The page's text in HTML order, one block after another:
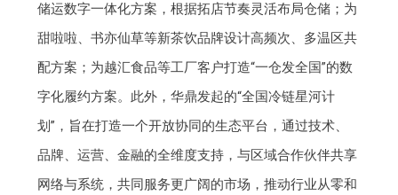
储运数字一体化方案，根据拓店节奏灵活布局仓储；为
甜啦啦、书亦仙草等新茶饮品牌设计高频次、多温区共
配方案；为越汇食品等工厂客户打造“一仓发全国”的数
字化履约方案。此外，华鼎发起的“全国冷链星河计
划”，旨在打造一个开放协同的生态平台，通过技术、
品牌、运营、金融的全维度支持，与区域合作伙伴共享
网络与系统，共同服务更广阔的市场，推动行业从零和